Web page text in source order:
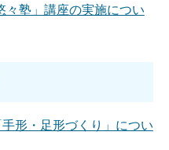
々塾」講座の実施につい
形・足形づくり」につい